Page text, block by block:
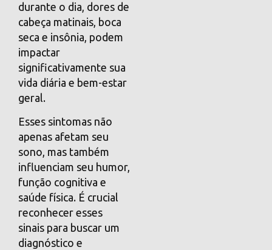
durante o dia, dores de
cabeça matinais, boca
seca e insônia, podem
impactar
significativamente sua
vida diária e bem-estar
geral.
Esses sintomas não
apenas afetam seu
sono, mas também
influenciam seu humor,
função cognitiva e
saúde física. É crucial
reconhecer esses
sinais para buscar um
diagnóstico e